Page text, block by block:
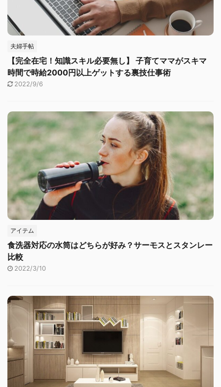
夫婦手帖
【完全在宅！知識スキル必要無し】 子育てママがスキマ
時間で時給2000円以上ゲットする裏技仕事術
2022/9/6
アイテム
食洗器対応の水筒はどちらが好み？サーモスとスタンレー
比較
2022/3/10